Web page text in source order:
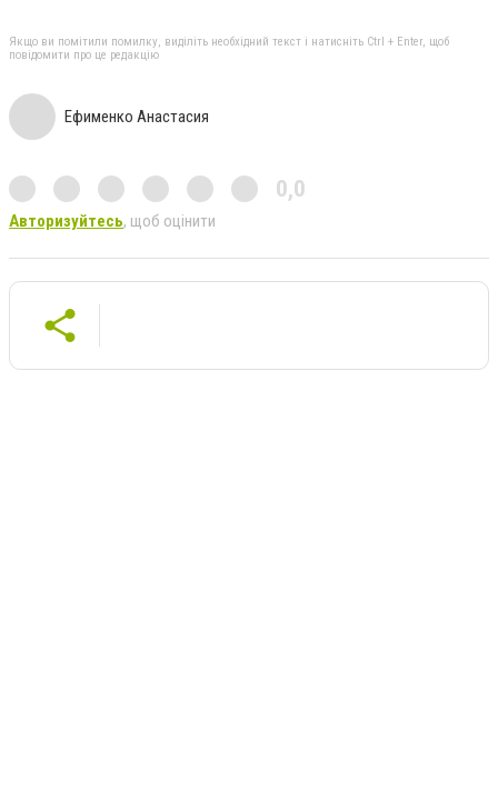
Якщо ви помітили помилку, виділіть необхідний текст і натисніть Ctrl + Enter, щоб
повідомити про це редакцію
Ефименко Анастасия
0,0
Авторизуйтесь, щоб оцінити